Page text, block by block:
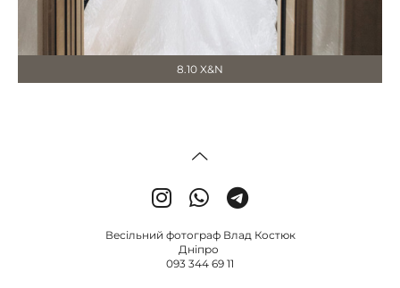
8.10 X&N
Весільний фотограф Влад Костюк
Дніпро
093 344 69 11